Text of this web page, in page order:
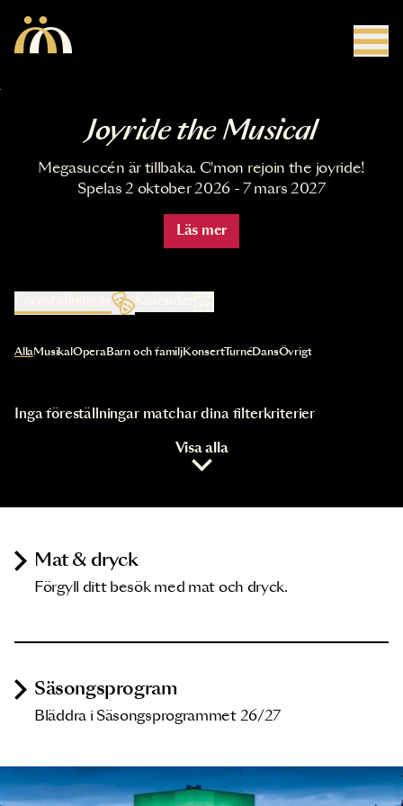
Joyride the Musical
Megasuccén är tillbaka. C'mon rejoin the joyride!
Spelas 2 oktober 2026 - 7 mars 2027
Läs mer
Kalender
Val av kategori uppdaterar innehållet automatiskt
AllaMusikal OperaBarn och familjKonsertTurnéDansÖvrigt
Inga föreställningar matchar dina filterkriterier
Visa alla
Mat & dryck
Förgyll ditt besök med mat och dryck.
Säsongsprogram
Bläddra i Säsongsprogrammet 26/27